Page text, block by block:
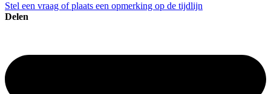
Stel een vraag of plaats een opmerking op de tijdlijn
Delen